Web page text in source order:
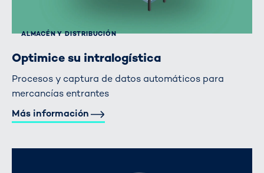
ALMACÉN Y DISTRIBUCIÓN
Optimice su intralogística
Procesos y captura de datos automáticos para
mercancías entrantes
Más información